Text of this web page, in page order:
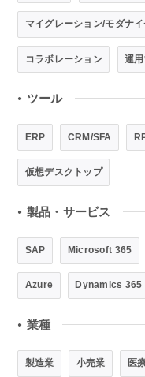
マイグレーション/モダナ
コラボレーション 運
● ツール
ERP CRM/SFA
仮想デスクトップ
● 製品・サービス
SAP Microsoft 365
Azure Dynamics 365
● 業種
製造業 小売業 医